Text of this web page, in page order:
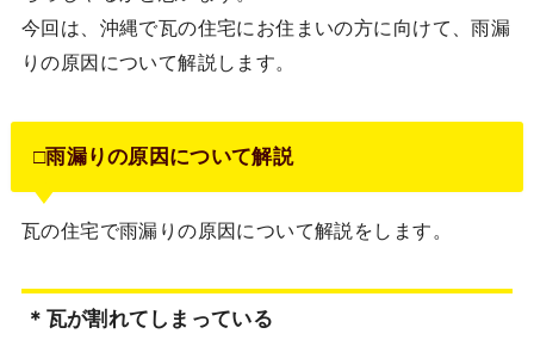
今回は、沖縄で瓦の住宅にお住まいの方に向けて、雨漏
りの原因について解説します。
□雨漏りの原因について解説
瓦の住宅で雨漏りの原因について解説をします。
＊瓦が割れてしまっている